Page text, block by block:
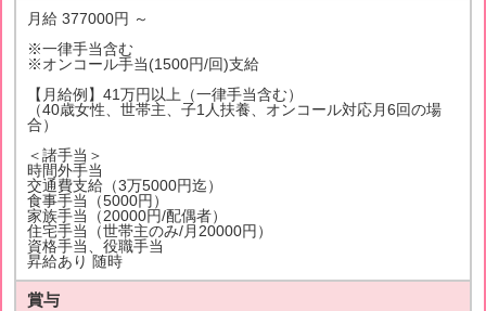
月給 377000円 ～
※一律手当含む
※オンコール手当(1500円/回)支給
【月給例】41万円以上（一律手当含む）
（40歳女性、世帯主、子1人扶養、オンコール対応月6回の場
合）
＜諸手当＞
時間外手当
交通費支給（3万5000円迄）
食事手当（5000円）
家族手当（20000円/配偶者）
住宅手当（世帯主のみ/月20000円）
資格手当、役職手当
昇給あり 随時
賞与